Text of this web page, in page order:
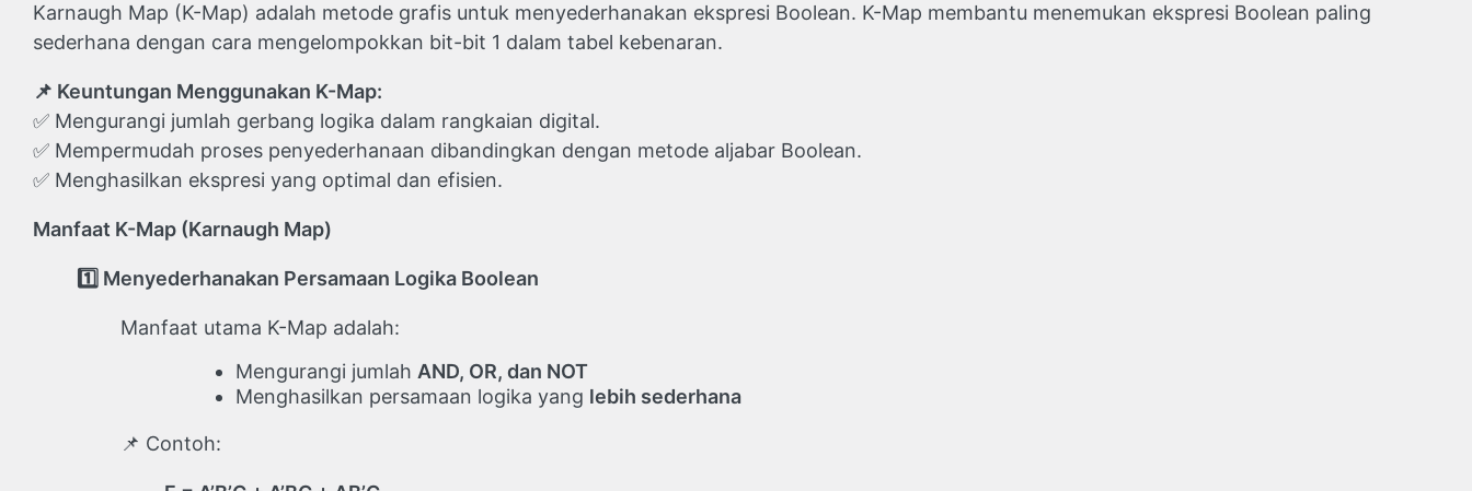
Karnaugh Map (K-Map) adalah metode grafis untuk menyederhanakan ekspresi Boolean. K-Map membantu menemukan ekspresi Boolean paling
sederhana dengan cara mengelompokkan bit-bit 1 dalam tabel kebenaran.
📌 Keuntungan Menggunakan K-Map:
✅ Mengurangi jumlah gerbang logika dalam rangkaian digital.
✅ Mempermudah proses penyederhanaan dibandingkan dengan metode aljabar Boolean.
✅ Menghasilkan ekspresi yang optimal dan efisien.
Manfaat K-Map (Karnaugh Map)
1️ Menyederhanakan Persamaan Logika Boolean
Manfaat utama K-Map adalah:
Mengurangi jumlah AND, OR, dan NOT
Menghasilkan persamaan logika yang lebih sederhana
📌 Contoh: